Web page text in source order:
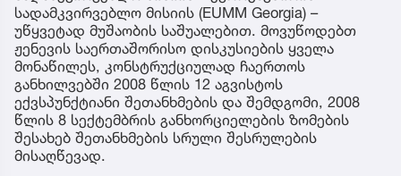
სადამკვირვებლო მისიის (EUMM Georgia) –
უწყვეტად მუშაობის საშუალებით. მოვუწოდებთ
ჟენევის საერთაშორისო დისკუსიების ყველა
მონაწილეს, კონსტრუქციულად ჩაერთოს
განხილვებში 2008 წლის 12 აგვისტოს
ექვსპუნქტიანი შეთანხმების და შემდგომი, 2008
წლის 8 სექტემბრის განხორციელების ზომების
შესახებ შეთანხმების სრული შესრულების
მისაღწევად.